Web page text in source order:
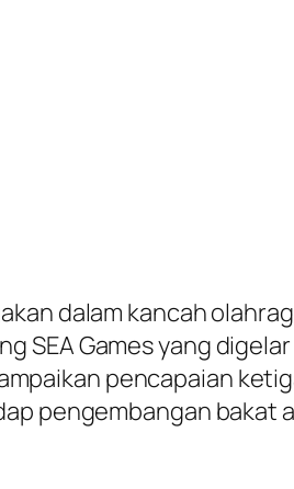
dalam kancah
Games yang
pencapaian
pengembangan bakat